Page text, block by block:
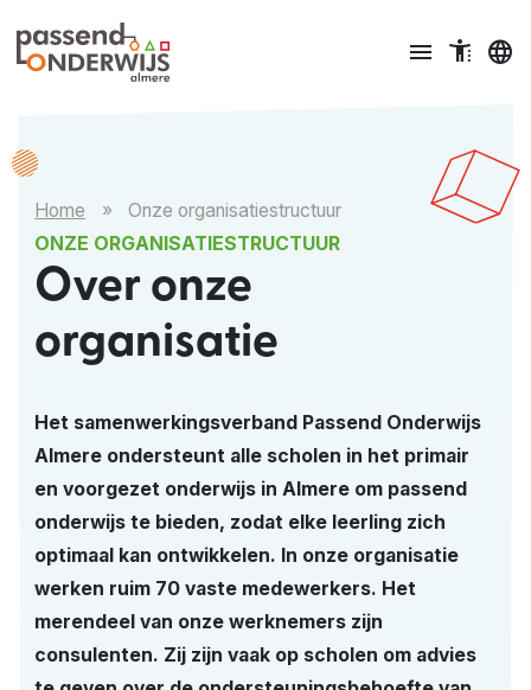
Ga naar content menu accessible_menu language
Home »
Onze organisatiestructuur
ONZE ORGANISATIESTRUCTUUR
Over onze
organisatie
Het samenwerkingsverband Passend Onderwijs
Almere ondersteunt alle scholen in het primair
en voorgezet onderwijs in Almere om passend
onderwijs te bieden, zodat elke leerling zich
optimaal kan ontwikkelen. In onze organisatie
werken ruim 70 vaste medewerkers. Het
merendeel van onze werknemers zijn
consulenten. Zij zijn vaak op scholen om advies